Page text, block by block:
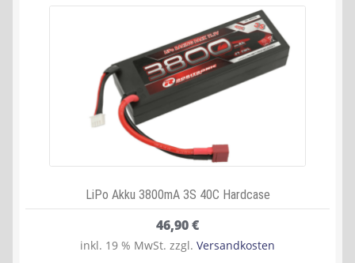
LiPo Akku 3800mA 3S 40C Hardcase
46,90€
inkl. 19 % MwSt. zzgl. Versandkosten